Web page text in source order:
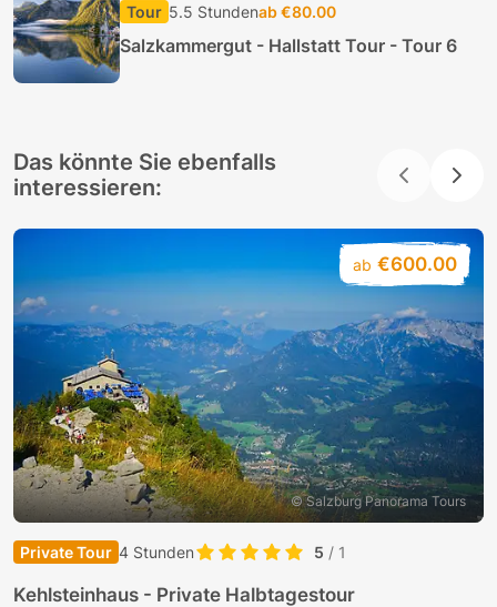
Tour 5.5 Stundenab €80.00
Salzkammergut - Hallstatt Tour - Tour 6
Das könnte Sie ebenfalls
interessieren:
ab €600.00
© Salzburg Panorama Tours
Private Tour 4 Stunden 5 / 1
Kehlsteinhaus - Private Halbtagestour